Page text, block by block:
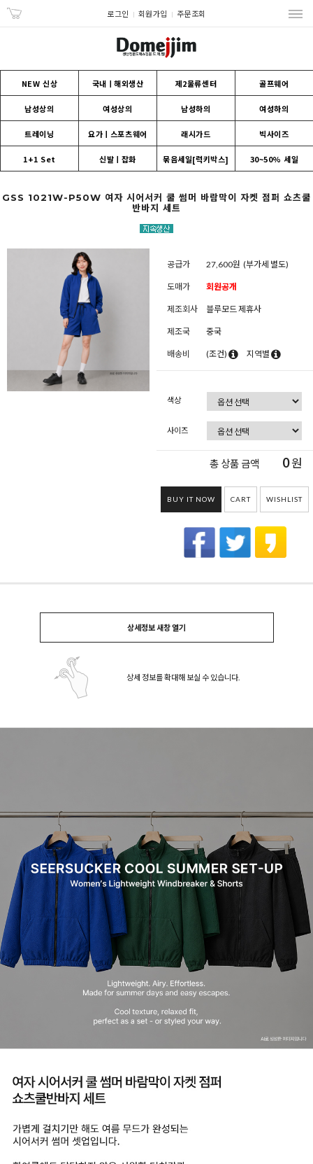
로그인 회원가입 주문조회
NEW 신상 국내ㅣ해외생산 제2물류센터 골프웨어
남성상의 여성상의 남성하의 여성하의
트레이닝 요가ㅣ스포츠웨어 래시가드 빅사이즈
1+1 Set 신발ㅣ잡화 묶음세일[럭키박스] 30~50% 세일
GSS 1021W-P50W 여자 시어서커 쿨 썸머 바람막이 자켓 점퍼 쇼츠쿨
반바지 세트
공급가 27,600원 (부가세 별도)
도매가 회원공개
제조회사 블루모드 제휴사
제조국 중국
배송비 (조건) 지역별
색상
사이즈
총 상품 금액 0원
BUY IT NOW CART WISHLIST
상세정보 새창 열기
상세 정보를 확대해 보실 수 있습니다.